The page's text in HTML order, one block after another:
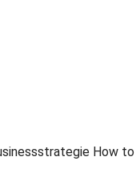
How to